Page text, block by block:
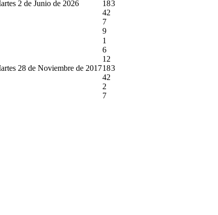
2 de Junio de 2026
18
42
7
9
3
28 de Noviembre de 2017
1
6
12
18
42
2
7
3